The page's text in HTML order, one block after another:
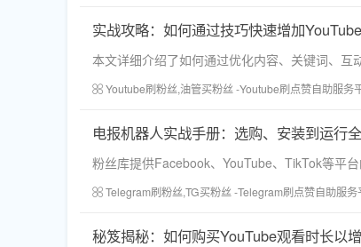
实战攻略：如何通过技巧快速增加
本文详细介绍了如何通过优化内容、关键词、互
Youtube刷粉丝,油管买粉丝 -Youtube刷点赞自助服务
电报机器人实战手册：选购、安装到运行
粉丝库提供Facebook、YouTube、TikTok等平
Telegram刷粉丝,TG买粉丝 -Telegram刷点赞自助服务
秘笈揭秘：如何购买YouTube观看时长以